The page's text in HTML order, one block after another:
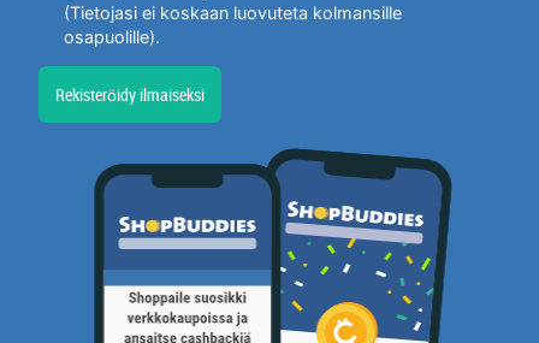
(Tietojasi ei koskaan luovuteta kolmansille
osapuolille).
Rekisteröidy ilmaiseksi